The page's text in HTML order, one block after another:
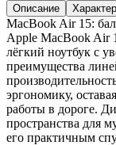
Описание
MacBook Air 15:
Apple MacBook Air
лёгкий ноутбук с
преимущества
эргономику,
работы в дороге.
пространства для
его практичным